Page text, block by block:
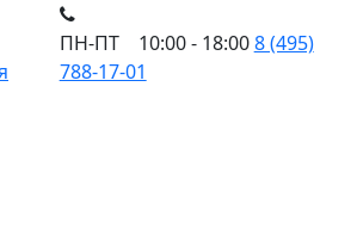
ПН-ПТ 10:00 - 18:008 (495)
788-17-01